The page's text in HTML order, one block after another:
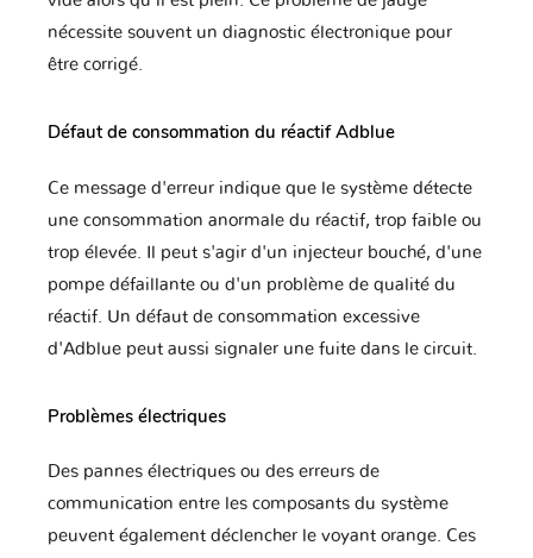
Lifan
MG MVM Mahindra
Mercedes Mercury Microcar
nécessite souvent un diagnostic électronique pour
être corrigé.
Défaut de consommation du réactif Adblue
Ce message d'erreur indique que le système détecte
une consommation anormale du réactif, trop faible ou
trop élevée. Il peut s'agir d'un injecteur bouché, d'une
pompe défaillante ou d'un problème de qualité du
réactif. Un défaut de consommation excessive
d'Adblue peut aussi signaler une fuite dans le circuit.
Problèmes électriques
Des pannes électriques ou des erreurs de
communication entre les composants du système
peuvent également déclencher le voyant orange. Ces